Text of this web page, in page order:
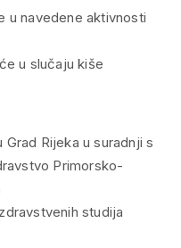
u navedene aktivnosti
u slučaju kiše
Rijeka u suradnji s
Primorsko-
studija